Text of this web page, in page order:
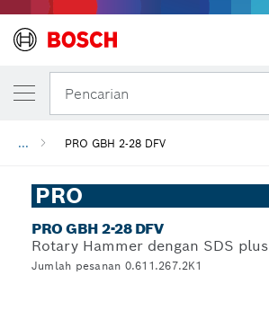
Pencarian
... PRO GBH 2-28 DFV
PRO
PRO GBH 2-28 DFV
Rotary Hammer dengan SDS plus
Jumlah pesanan 0.611.267.2K1